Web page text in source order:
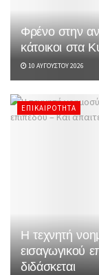
Φρένο στην
κάτοικοι στα
10 ΑΥΓΟΎΣΤΟΥ 2026
ΕΠΙΚΑΙΡΌΤΗΤΑ
Η τεχνητή
εισαγωγικού
διδάσκεται